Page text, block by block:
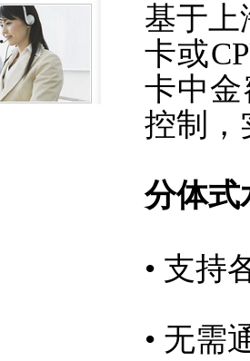
基于上
卡或
卡中
控制，
分体式
• 支持
• 无需